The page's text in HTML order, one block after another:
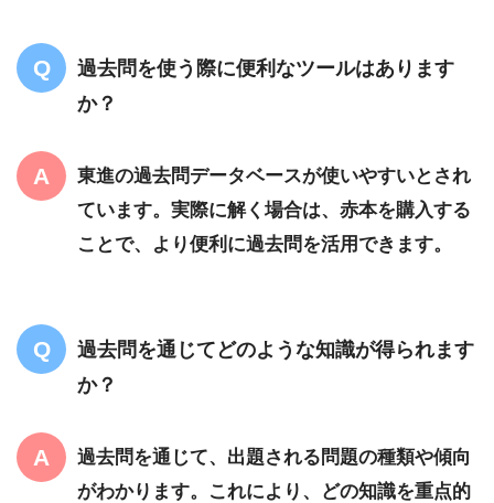
過去問を使う際に便利なツールはあります
か？
東進の過去問データベースが使いやすいとされ
ています。実際に解く場合は、赤本を購入する
ことで、より便利に過去問を活用できます。
過去問を通じてどのような知識が得られます
か？
過去問を通じて、出題される問題の種類や傾向
がわかります。これにより、どの知識を重点的